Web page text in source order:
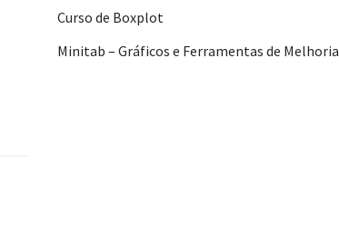
Curso de Boxplot
Minitab – Gráficos e Ferramentas de Melhoria